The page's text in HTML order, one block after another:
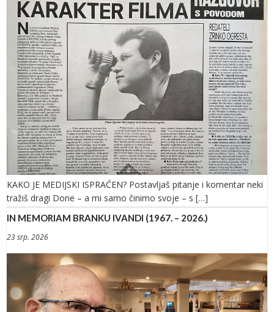
KAKO JE MEDIJSKI ISPRAĆEN? Postavljaš pitanje i komentar neki
tražiš dragi Done – a mi samo činimo svoje – s […]
IN MEMORIAM BRANKU IVANDI (1967. – 2026.)
23 srp. 2026